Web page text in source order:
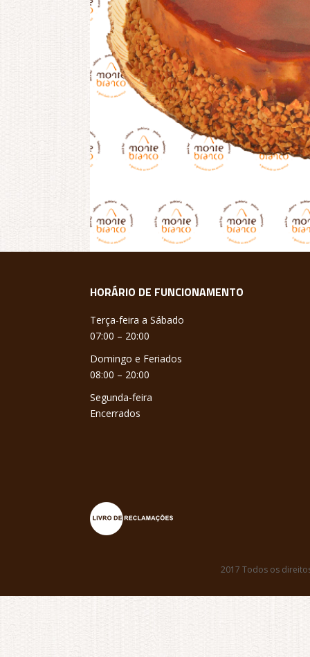
HORÁRIO DE FUNCIONAMENTO
Terça-feira a Sábado
07:00 – 20:00
Domingo e Feriados
08:00 – 20:00
Segunda-feira
Encerrados
2017 Todos os